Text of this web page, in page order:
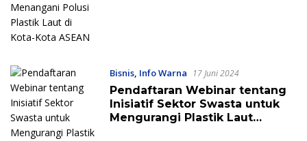
Bisnis, Info Warna 17 Juni 2024
Pendaftaran Webinar tentang
Inisiatif Sektor Swasta untuk
Mengurangi Plastik Laut